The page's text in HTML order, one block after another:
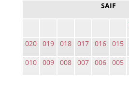
SAIF
020 019 018 017 016 015
010 009 008 007 006 005